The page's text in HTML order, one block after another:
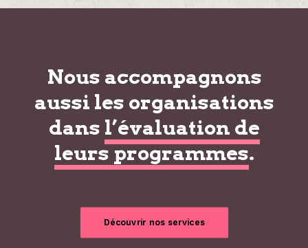
Nous accompagnons
aussi les organisations
dans l’évaluation de
leurs programmes.
Découvrir nos services